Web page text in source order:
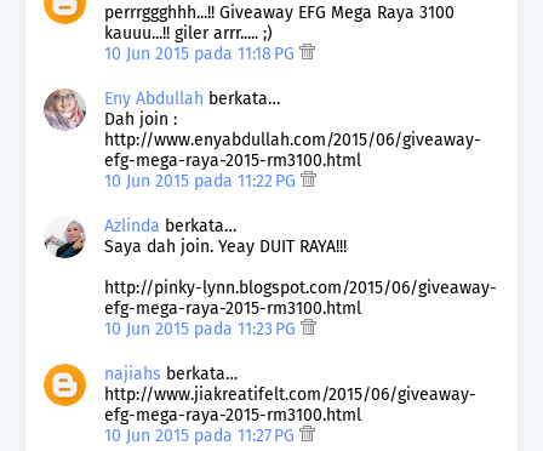
perrrggghhh...!! Giveaway EFG Mega Raya 3100
kauuu...!! giler arrr..... ;)
10 Jun 2015 pada 11:18 PG
Eny Abdullah berkata…
Dah join :
http://www.enyabdullah.com/2015/06/giveaway-
efg-mega-raya-2015-rm3100.html
10 Jun 2015 pada 11:22 PG
Azlinda berkata…
Saya dah join. Yeay DUIT RAYA!!!
http://pinky-lynn.blogspot.com/2015/06/giveaway-
efg-mega-raya-2015-rm3100.html
10 Jun 2015 pada 11:23 PG
najiahs berkata…
http://www.jiakreatifelt.com/2015/06/giveaway-
efg-mega-raya-2015-rm3100.html
10 Jun 2015 pada 11:27 PG